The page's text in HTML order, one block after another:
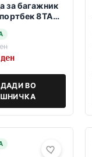
за багажник
8ТА
ден
ВО